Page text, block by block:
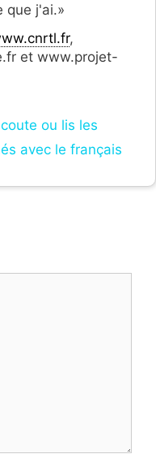
que j'ai.»
,
et www.projet-
ou lis les
avec le français